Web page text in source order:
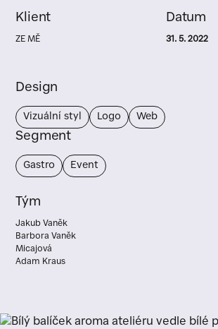
Klient
ZE MĚ
Datum
31. 5. 2022
Design
Vizuální styl Logo Web
Segment
Gastro Event
Tým
Jakub Vaněk
Barbora Vaněk
Micajová
Adam Kraus